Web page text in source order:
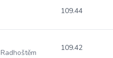
109.44
109.42